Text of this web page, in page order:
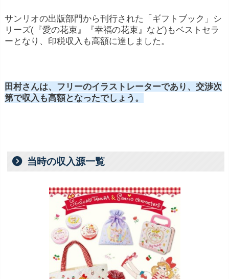
サンリオの出版部門から刊行された「ギフトブック」シ
リーズ(『愛の花束』『幸福の花束』など)もベストセラ
ーとなり、印税収入も高額に達しました。
田村さんは、フリーのイラストレーターであり、 交渉次
第で収入も高額となったでしょう。
当時の収入源一覧